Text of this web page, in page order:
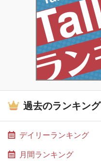
過去のランキング
デイリーランキング
月間ランキング